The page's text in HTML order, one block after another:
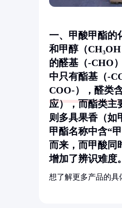
一、甲酸甲酯的
和甲醇（
的醛基（-CHO
中只有酯基（-
COO-），醛类
应），而酯类主
则多具果香（如
甲酯名称中含“
而来，而甲酸同
增加了辨识难度。
想了解更多产品的具